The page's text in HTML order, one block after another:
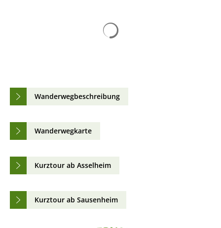
Wanderwegbeschreibung
Wanderwegkarte
Kurztour ab Asselheim
Kurztour ab Sausenheim